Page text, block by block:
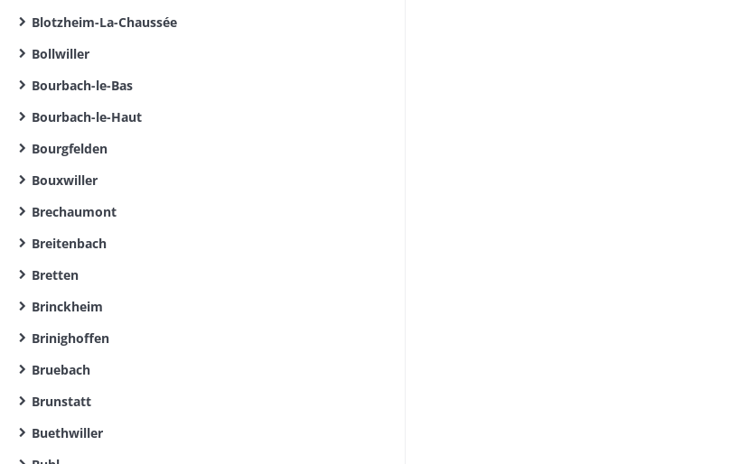
Blotzheim-La-Chaussée
Bollwiller
Bourbach-le-Bas
Bourbach-le-Haut
Bourgfelden
Bouxwiller
Brechaumont
Breitenbach
Bretten
Brinckheim
Brinighoffen
Bruebach
Brunstatt
Buethwiller